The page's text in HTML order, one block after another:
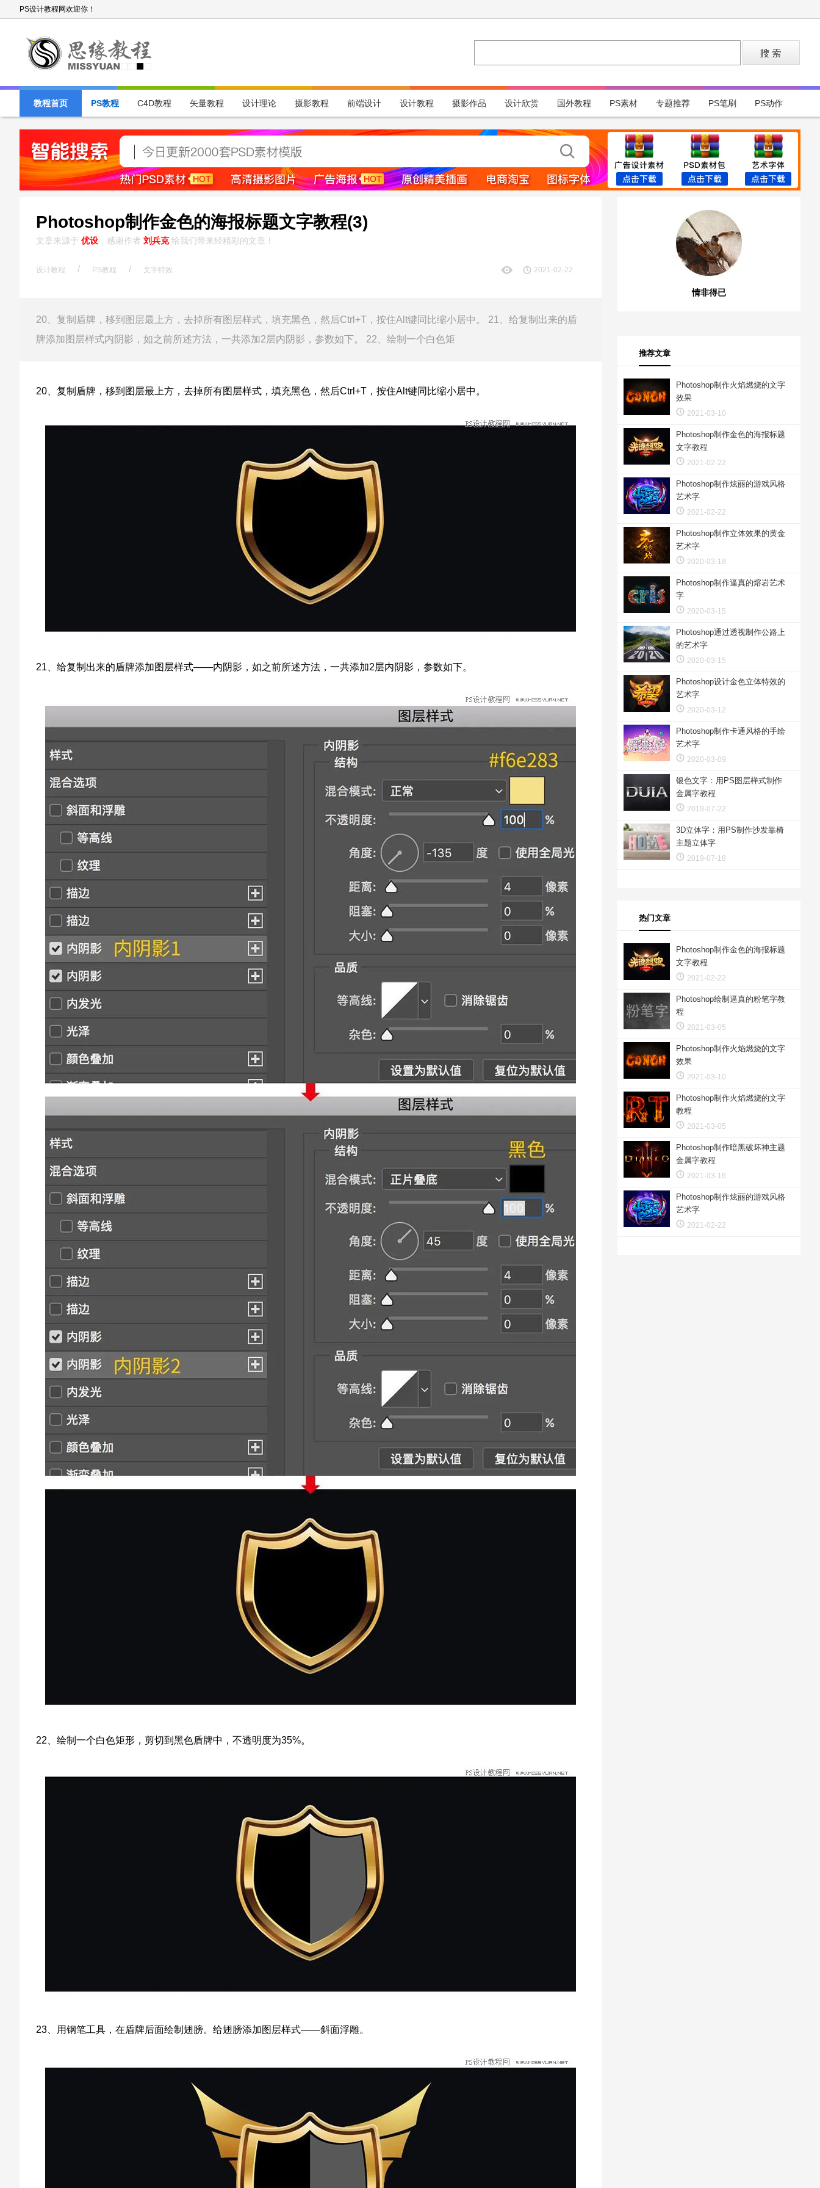
PS设计教程网欢迎你！
教程首页 PS教程 C4D教程 矢量教程 设计理论 摄影教程 前端设计 设计教程 摄影作品 设计欣赏 国外教程 PS素材 专题推荐 PS笔刷 PS动作
Photoshop制作金色的海报标题文字教程(3)
文章来源于 优设 ，感谢作者 刘兵克给我们带来经精彩的文章！
设计教程 / PS教程 / 文字特效 2021-02-22
20、复制盾牌，移到图层最上方，去掉所有图层样式，填充黑色，然后Ctrl+T，按住Alt键同比缩小居中。 21、给复制出来的盾
牌添加图层样式内阴影，如之前所述方法，一共添加2层内阴影，参数如下。 22、绘制一个白色矩
20、复制盾牌，移到图层最上方，去掉所有图层样式，填充黑色，然后Ctrl+T，按住Alt键同比缩小居中。
21、给复制出来的盾牌添加图层样式——内阴影，如之前所述方法，一共添加2层内阴影，参数如下。
22、绘制一个白色矩形，剪切到黑色盾牌中，不透明度为35%。
23、用钢笔工具，在盾牌后面绘制翅膀。给翅膀添加图层样式——斜面浮雕。
情非得已
推荐文章
Photoshop制作火焰燃烧的文字
效果
2021-03-10
Photoshop制作金色的海报标题
文字教程
2021-02-22
Photoshop制作炫丽的游戏风格
艺术字
2021-02-22
Photoshop制作立体效果的黄金
艺术字
2020-03-18
Photoshop制作逼真的熔岩艺术
字
2020-03-15
Photoshop通过透视制作公路上
的艺术字
2020-03-15
Photoshop设计金色立体特效的
艺术字
2020-03-12
Photoshop制作卡通风格的手绘
艺术字
2020-03-09
银色文字：用PS图层样式制作
金属字教程
2019-07-22
3D立体字：用PS制作沙发靠椅
主题立体字
2019-07-18
热门文章
Photoshop制作金色的海报标题
文字教程
2021-02-22
Photoshop绘制逼真的粉笔字教
程
2021-03-05
Photoshop制作火焰燃烧的文字
效果
2021-03-10
Photoshop制作火焰燃烧的文字
教程
2021-03-05
Photoshop制作暗黑破坏神主题
金属字教程
2021-03-16
Photoshop制作炫丽的游戏风格
艺术字
2021-02-22